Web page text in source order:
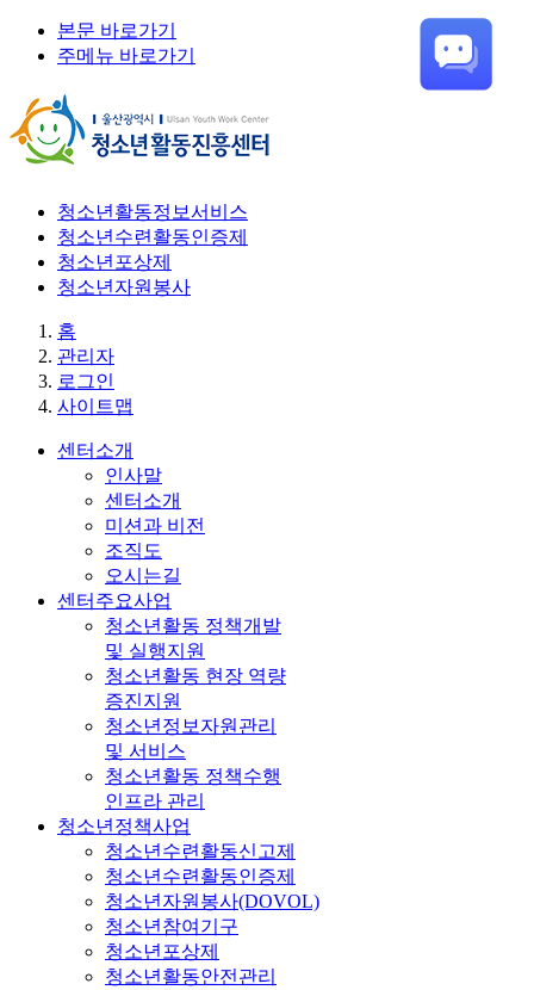
본문 바로가기
주메뉴 바로가기
청소년활동정보서비스
청소년수련활동인증제
청소년포상제
청소년자원봉사
홈
관리자
로그인
사이트맵
센터소개
인사말
센터소개
미션과 비전
조직도
오시는길
센터주요사업
청소년활동 정책개발
및 실행지원
청소년활동 현장 역량
증진지원
청소년정보자원관리
및 서비스
청소년활동 정책수행
인프라 관리
청소년정책사업
청소년수련활동신고제
청소년수련활동인증제
청소년자원봉사(DOVOL)
청소년참여기구
청소년포상제
청소년활동안전관리